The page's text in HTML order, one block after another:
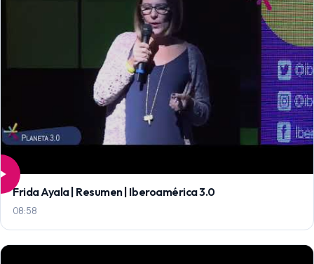
Frida Ayala | Resumen | Iberoamérica 3.0
08:58